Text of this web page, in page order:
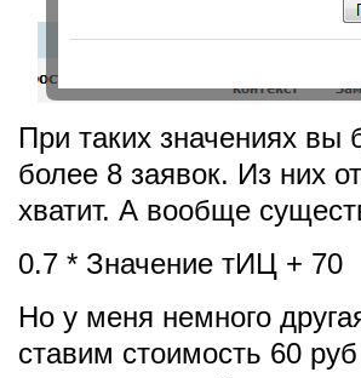
При таких значениях вы
более 8 заявок. Из них
хватит. А вообще
0.7 * Значение тИЦ + 70
Но у меня немного
ставим стоимость 60